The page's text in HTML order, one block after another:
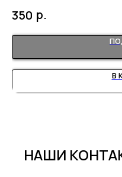
350 р.
В
НАШИ